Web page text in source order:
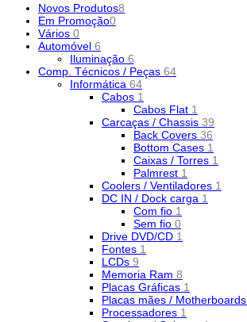
Novos Produtos8
Em Promoção0
Vários 0
Automóvel 6
Iluminação 6
Comp. Técnicos / Peças 64
Informática 64
Cabos 1
Cabos Flat 1
Carcaças / Chassis 39
Back Covers 36
Bottom Cases 1
Caixas / Torres 1
Palmrest 1
Coolers / Ventiladores 1
DC IN / Dock carga 1
Com fio 1
Sem fio 0
Drive DVD/CD 1
Fontes 1
LCDs 9
Memoria Ram 8
Placas Gráficas 1
Placas mães / Motherboards
Processadores 1